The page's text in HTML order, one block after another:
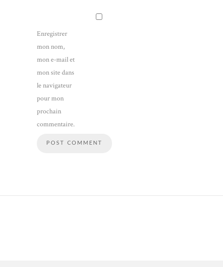
Enregistrer
mon nom,
mon e-mail et
mon site dans
le navigateur
pour mon
prochain
commentaire.